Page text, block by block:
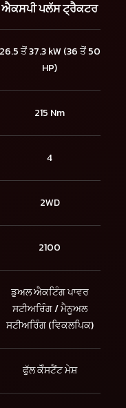
ਐਕਸਪੀ ਪਲੱਸ ਟ੍ਰੈਕਟਰ
26.5 ਤੋਂ 37.3 kW (36 ਤੋਂ 50
HP)
215 Nm
4
2WD
2100
ਡੁਅਲ ਐਕਟਿੰਗ ਪਾਵਰ
ਸਟੀਅਰਿੰਗ / ਮੈਨੂਅਲ
ਸਟੀਅਰਿੰਗ (ਵਿਕਲਪਿਕ)
ਫੁੱਲ ਕੋੰਸਟੈਂਟ ਮੇਸ਼